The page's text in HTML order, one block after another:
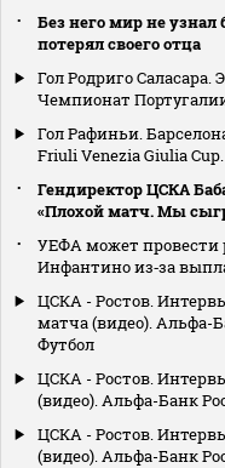
Без него мир не
потерял своего отца
Гол Родриго Саласара.
Чемпионат
Гол Рафиньи.
Friuli Venezia Giulia
Гендиректор ЦСКА
«Плохой матч. Мы
УЕФА может провести
Инфантино из‑за
ЦСКА - Ростов.
матча (видео). Альфа-
Футбол
ЦСКА - Ростов.
(видео). Альфа-Банк
ЦСКА - Ростов.
(видео). Альфа-Банк